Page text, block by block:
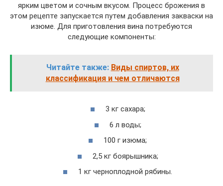
ярким цветом и сочным вкусом. Процесс брожения в
этом рецепте запускается путем добавления закваски на
изюме. Для приготовления вина потребуются
следующие компоненты:
Читайте также: Виды спиртов, их
классификация и чем отличаются
3 кг сахара;
6 л воды;
100 г изюма;
2,5 кг боярышника;
1 кг черноплодной рябины.